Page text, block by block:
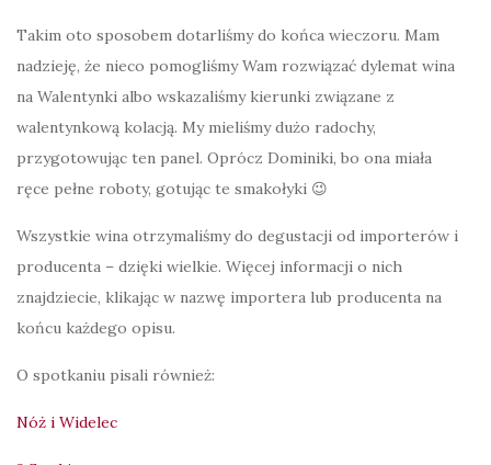
Takim oto sposobem dotarliśmy do końca wieczoru. Mam
nadzieję, że nieco pomogliśmy Wam rozwiązać dylemat wina
na Walentynki albo wskazaliśmy kierunki związane z
walentynkową kolacją. My mieliśmy dużo radochy,
przygotowując ten panel. Oprócz Dominiki, bo ona miała
ręce pełne roboty, gotując te smakołyki 😉
Wszystkie wina otrzymaliśmy do degustacji od importerów i
producenta – dzięki wielkie. Więcej informacji o nich
znajdziecie, klikając w nazwę importera lub producenta na
końcu każdego opisu.
O spotkaniu pisali również:
Nóż i Widelec